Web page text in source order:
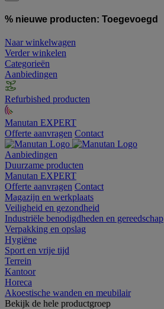
% nieuwe producten: Toegevoegd
Naar winkelwagen
Verder winkelen
Categorieën
Aanbiedingen
Refurbished producten
Manutan EXPERT
Offerte aanvragen Contact
Aanbiedingen
Duurzame producten
Manutan EXPERT
Offerte aanvragen Contact
Magazijn en werkplaats
Veiligheid en gezondheid
Industriële benodigdheden en gereedschap
Verpakking en opslag
Hygiëne
Sport en vrije tijd
Terrein
Kantoor
Horeca
Akoestische wanden en meubilair
Bekijk de hele productgroep